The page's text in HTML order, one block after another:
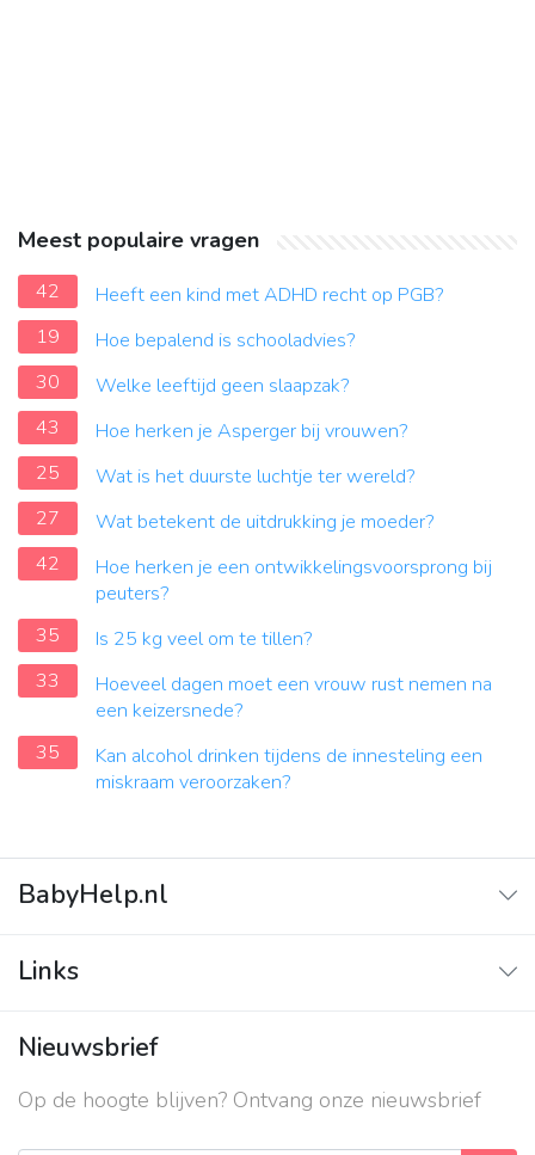
Meest populaire vragen
42
Heeft een kind met ADHD recht op PGB?
19
Hoe bepalend is schooladvies?
30
Welke leeftijd geen slaapzak?
43
Hoe herken je Asperger bij vrouwen?
25
Wat is het duurste luchtje ter wereld?
27
Wat betekent de uitdrukking je moeder?
42
Hoe herken je een ontwikkelingsvoorsprong bij
peuters?
35
Is 25 kg veel om te tillen?
33
Hoeveel dagen moet een vrouw rust nemen na
een keizersnede?
35
Kan alcohol drinken tijdens de innesteling een
miskraam veroorzaken?
BabyHelp.nl
Vraag & Antwoord
Links
Contact
Over ons
Privacy beleid
Nieuwsbrief
Op de hoogte blijven? Ontvang onze nieuwsbrief